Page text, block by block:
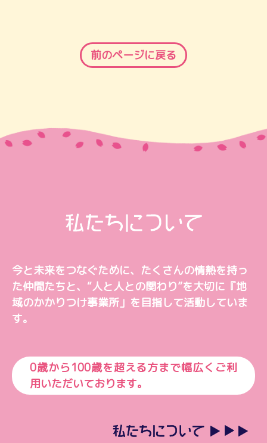
前のページに戻る
今と未来をつなぐために、 たくさんの情熱を持っ
た仲間たちと、 “人と人との関わり”を大切に 『地
域のかかりつけ事業所」を目指して活動していま
す。
0歳から100歳を超える方まで幅広くご利
用いただいております。